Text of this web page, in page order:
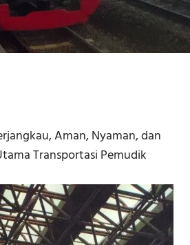
Aman, Nyaman, dan
Transportasi Pemudik